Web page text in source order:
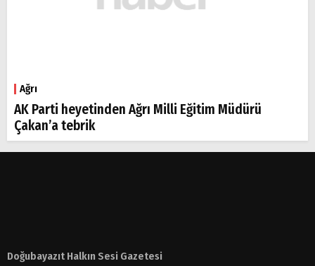
Ağrı
AK Parti heyetinden Ağrı Milli Eğitim Müdürü
Çakan’a tebrik
Doğubayazıt Halkın Sesi Gazetesi